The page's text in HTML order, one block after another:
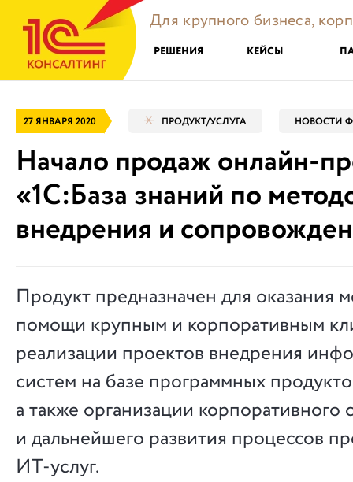
Для крупного бизнеса,
РЕШЕНИЯ КЕЙСЫ
27 ЯНВАРЯ 2020 ПРОДУКТ/УСЛУГА НОВОСТИ
Начало продаж онлайн-
«1С:База знаний по
внедрения и
Продукт предназначен для оказания
помощи крупным и корпоративным
реализации проектов внедрения
систем на базе программных
а также организации
и дальнейшего развития процессов
ИТ-услуг.